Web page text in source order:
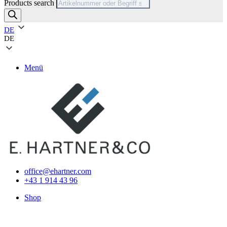
Products search
DE
DE
Menü
office@ehartner.com
+43 1 914 43 96
Shop